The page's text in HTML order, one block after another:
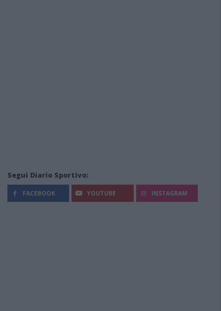
Segui Diario Sportivo:
FACEBOOK YOUTUBE INSTAGRAM